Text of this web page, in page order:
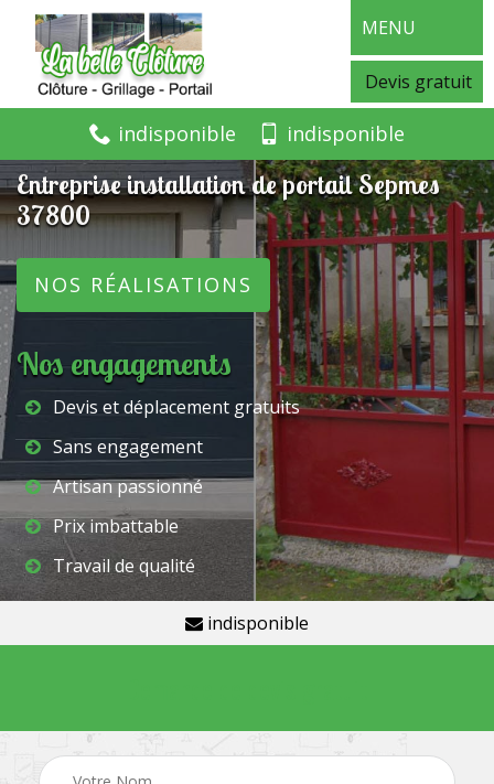
MENU
Devis gratuit
indisponible indisponible
Entreprise installation de portail Sepmes
37800
NOS RÉALISATIONS
Nos engagements
Devis et déplacement gratuits
Sans engagement
Artisan passionné
Prix imbattable
Travail de qualité
indisponible